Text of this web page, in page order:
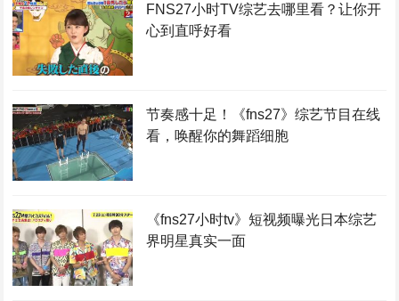
FNS27小时TV综艺去哪里看？让你开
心到直呼好看
节奏感十足！《fns27》综艺节目在线
看，唤醒你的舞蹈细胞
《fns27小时tv》短视频曝光日本综艺
界明星真实一面